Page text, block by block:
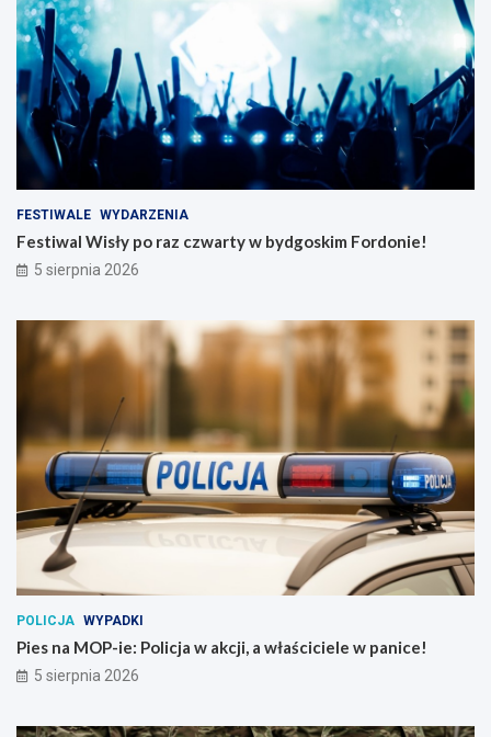
FESTIWALE WYDARZENIA
Festiwal Wisły po raz czwarty w bydgoskim Fordonie!
5 sierpnia 2026
POLICJA WYPADKI
Pies na MOP-ie: Policja w akcji, a właściciele w panice!
5 sierpnia 2026